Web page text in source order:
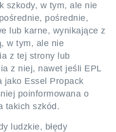
szkody, w tym, ale nie
pośrednie,
lub karne, wynikające z
w tym, ale nie
z tej strony lub
z niej, nawet jeśli EPL
jako Essel Propack
poinformowana o
takich szkód.
ludzkie, błędy